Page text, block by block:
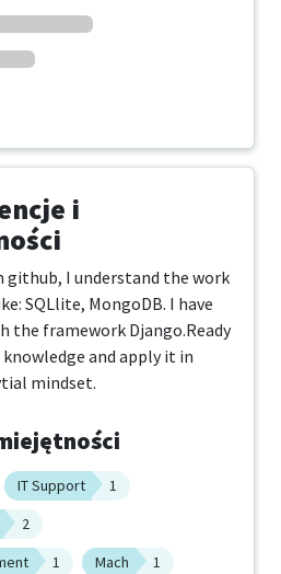
i
github, I understand the work
SQLlite, MongoDB. I have
the framework Django.Ready
and apply it in
mindset.
IT Support
1
2
1 Mach
1